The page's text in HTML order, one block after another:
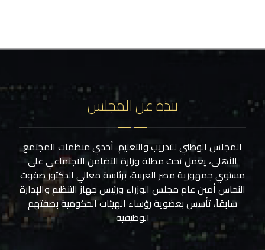
نبذة عن المجلس
المجلس الوطني للتدريب والتعليم أحدي منظمات المجتمع
الأهلي، يعمل تحت مظلة وزارة التضامن الاجتماعي على
مستوي جمهورية مصر العربية، برئاسة معالي الدكتور صفوت
النحاس أمين عام مجلس الوزراء ورئيس جهاز التنظيم والإدارة
سابقاً، تأسس بعضوية رؤساء الهيئات الحكومية بصفتهم
الوظيفية